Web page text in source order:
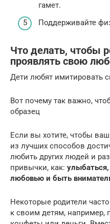
гамет.
Поддерживайте
Что делать, чтобы
проявлять свою
Дети любят имитировать
Вот почему так важно,
образец
Если вы хотите, чтобы
из лучших способов
любить других людей и
привычки, как: улыбаться,
любовью и быть
Некоторые родители
к своим детям, например,